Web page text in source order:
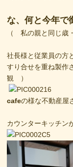
な、何と今年で
（ 私の親と同じ歳
社長様と従業員の方
すり合せを重ね製作
観 ）
cafeの様な不動産屋
カウンターキッチン